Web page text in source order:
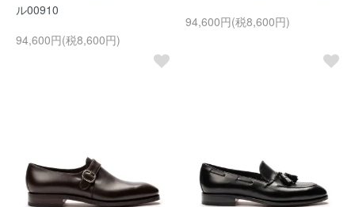
ル00910
94,600円(税8,600円)
94,600円(税8,600円)